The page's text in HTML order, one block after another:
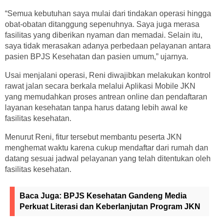
“Semua kebutuhan saya mulai dari tindakan operasi hingga
obat-obatan ditanggung sepenuhnya. Saya juga merasa
fasilitas yang diberikan nyaman dan memadai. Selain itu,
saya tidak merasakan adanya perbedaan pelayanan antara
pasien BPJS Kesehatan dan pasien umum,” ujarnya.
Usai menjalani operasi, Reni diwajibkan melakukan kontrol
rawat jalan secara berkala melalui Aplikasi Mobile JKN
yang memudahkan proses antrean online dan pendaftaran
layanan kesehatan tanpa harus datang lebih awal ke
fasilitas kesehatan.
Menurut Reni, fitur tersebut membantu peserta JKN
menghemat waktu karena cukup mendaftar dari rumah dan
datang sesuai jadwal pelayanan yang telah ditentukan oleh
fasilitas kesehatan.
Baca Juga: BPJS Kesehatan Gandeng Media
Perkuat Literasi dan Keberlanjutan Program JKN